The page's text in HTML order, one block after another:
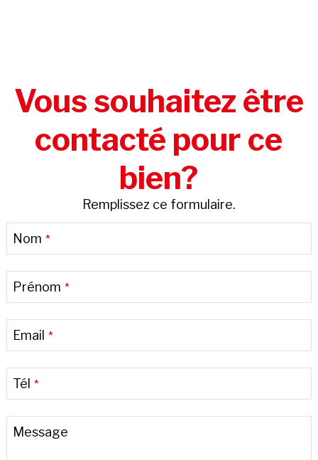
Vous souhaitez être
contacté pour ce
bien?
Remplissez ce formulaire.
Nom *
Prénom *
Email *
Tél *
Phone
Number *
Message